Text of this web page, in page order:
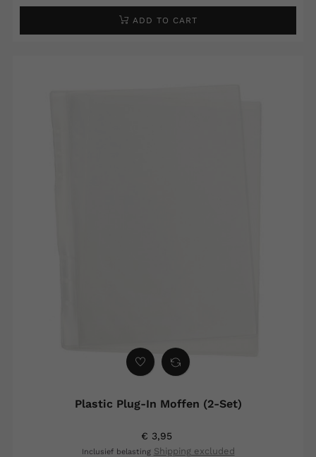
ADD TO CART
Plastic Plug-In Moffen (2-Set)
€ 3,95
Inclusief belasting Shipping excluded